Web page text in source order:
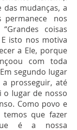
das mudanças, a
permanece nos
coisas
isto nos motiva
a Ele, porque
com toda
Em segundo lugar
a prosseguir, até
o lugar de nosso
Como povo e
temos que fazer
é a nossa